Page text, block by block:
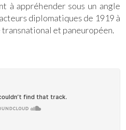
à appréhender sous un angle
diplomatiques de 1919 à
transnational et paneuropéen.